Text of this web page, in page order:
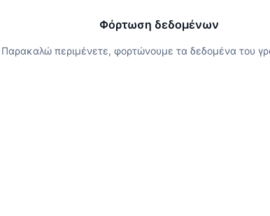
Φόρτωση δεδομένων
Παρακαλώ περιμένετε, φορτώνουμε τα δεδομένα του